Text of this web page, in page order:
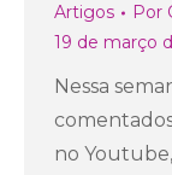
Artigos Por
19 de março
Nessa
no